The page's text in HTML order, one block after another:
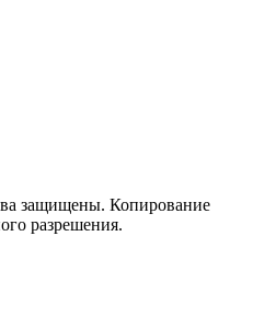
защищены. Копирование
разрешения.